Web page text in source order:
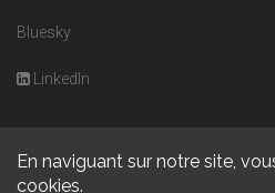
En naviguant sur notre site,
cookies.
Bluesky
LinkedIn